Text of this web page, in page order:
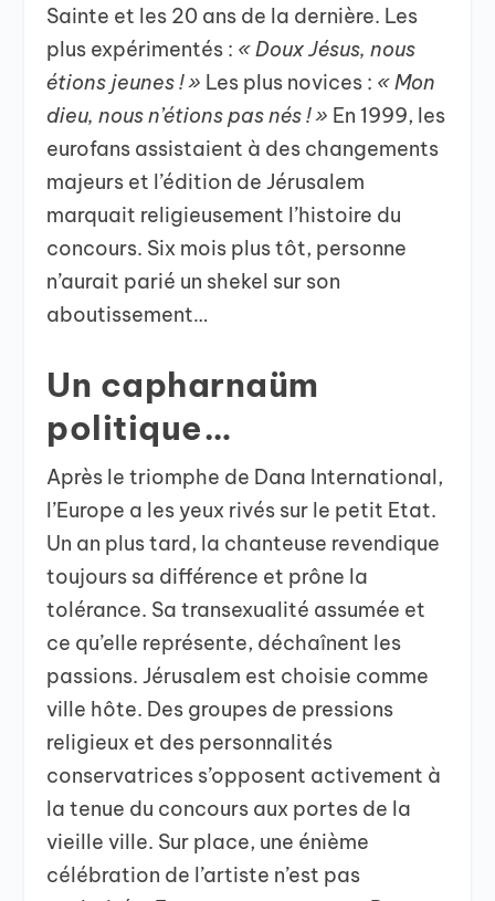
Sainte et les 20 ans de la dernière. Les
plus expérimentés : « Doux Jésus, nous
étions jeunes ! » Les plus novices : « Mon
dieu, nous n’étionspas nés ! » En 1999, les
eurofans assistaient à des changements
majeurs et l’édition de Jérusalem
marquait religieusement l’histoire du
concours. Six mois plus tôt, personne
n’aurait parié un shekel sur son
aboutissement…
Un capharnaüm
politique…
Après le triomphe de Dana International,
l’Europe a les yeux rivés sur le petit Etat.
Un an plus tard, la chanteuse revendique
toujours sa différence et prône la
tolérance. Sa transexualité assumée et
ce qu’elle représente, déchaînent les
passions. Jérusalem est choisie comme
ville hôte. Des groupes de pressions
religieux et des personnalités
conservatrices s’opposent activement à
la tenue du concours aux portes de la
vieille ville. Sur place, une énième
célébration de l’artiste n’est pas